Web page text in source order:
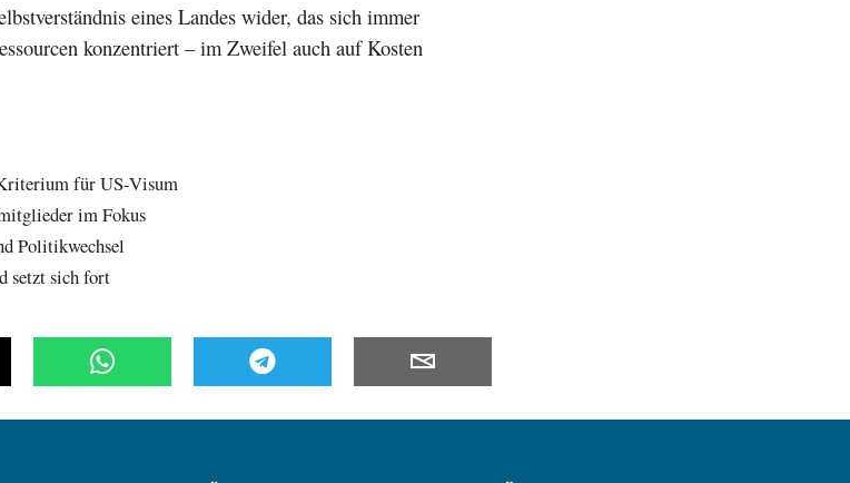
eines Landes wider, das sich immer
konzentriert – im Zweifel auch auf Kosten
für US-Visum
im Fokus
Politikwechsel
setzt sich fort